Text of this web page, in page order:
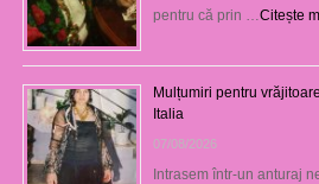
pentru că prin … Citește
Mulțumiri pentru
Italia
07/08/2026
Intrasem într-un anturaj